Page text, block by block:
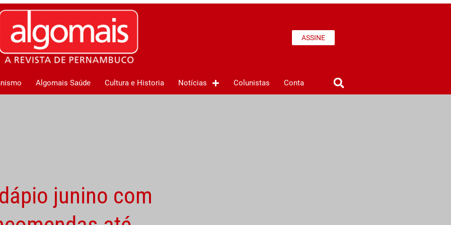
ASSINE
Algomais Saúde Cultura e Historia Notícias Colunistas Conta
junino com